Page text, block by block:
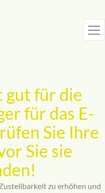
gut für die
für das E-
Sie Ihre
Sie sie
zu erhöhen und